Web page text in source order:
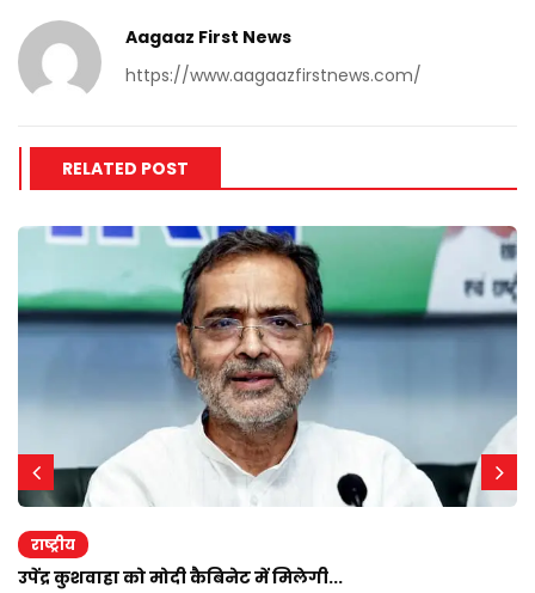
Aagaaz First News
https://www.aagaazfirstnews.com/
RELATED POST
राष्ट्रीय
उपेंद्र कुशवाहा को मोदी कैबिनेट में मिलेगी...